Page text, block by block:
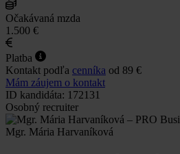
Očakávaná mzda
1.500 €
Platba
Kontakt podľa cenníka od 89 €
Mám záujem o kontakt
ID kandidáta: 172131
Osobný recruiter
Mgr. Mária Harvaníková